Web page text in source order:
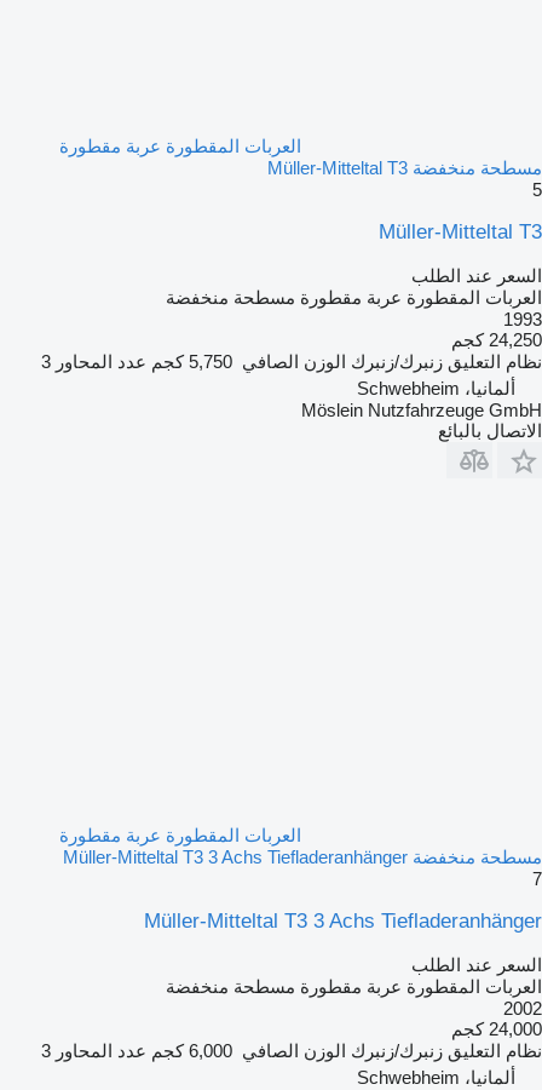
العربات المقطورة عربة مقطورة
مسطحة منخفضة Müller-Mitteltal T3
5
Müller-Mitteltal T3
السعر عند الطلب
العربات المقطورة عربة مقطورة مسطحة منخفضة
1993
24,250 كجم
نظام التعليق زنبرك/زنبرك الوزن الصافي 5,750 كجم عدد المحاور 3
ألمانيا، Schwebheim
Möslein Nutzfahrzeuge GmbH
الاتصال بالبائع
العربات المقطورة عربة مقطورة
مسطحة منخفضة Müller-Mitteltal T3 3 Achs Tiefladeranhänger
7
Müller-Mitteltal T3 3 Achs Tiefladeranhänger
السعر عند الطلب
العربات المقطورة عربة مقطورة مسطحة منخفضة
2002
24,000 كجم
نظام التعليق زنبرك/زنبرك الوزن الصافي 6,000 كجم عدد المحاور 3
ألمانيا، Schwebheim